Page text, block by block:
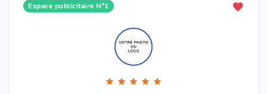
Espace publicitaire N°1